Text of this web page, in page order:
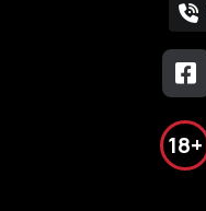
18+